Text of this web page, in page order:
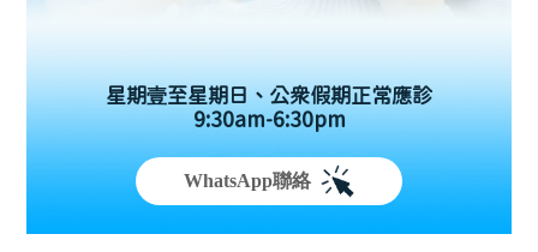
星期壹至星期日、公眾假期正常應診
9:30am-6:30pm
WhatsApp聯絡